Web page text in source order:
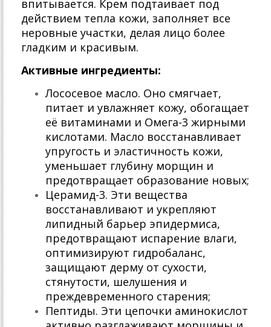
впитывается. Крем подтаивает под
действием тепла кожи, заполняет все
неровные участки, делая лицо более
гладким и красивым.
Активные ингредиенты:
Лососевое масло. Оно смягчает,
питает и увлажняет кожу, обогащает
её витаминами и Омега-3 жирными
кислотами. Масло восстанавливает
упругость и эластичность кожи,
уменьшает глубину морщин и
предотвращает образование новых;
Церамид-3. Эти вещества
восстанавливают и укрепляют
липидный барьер эпидермиса,
предотвращают испарение влаги,
оптимизируют гидробаланс,
защищают дерму от сухости,
стянутости, шелушения и
преждевременного старения;
Пептиды. Эти цепочки аминокислот